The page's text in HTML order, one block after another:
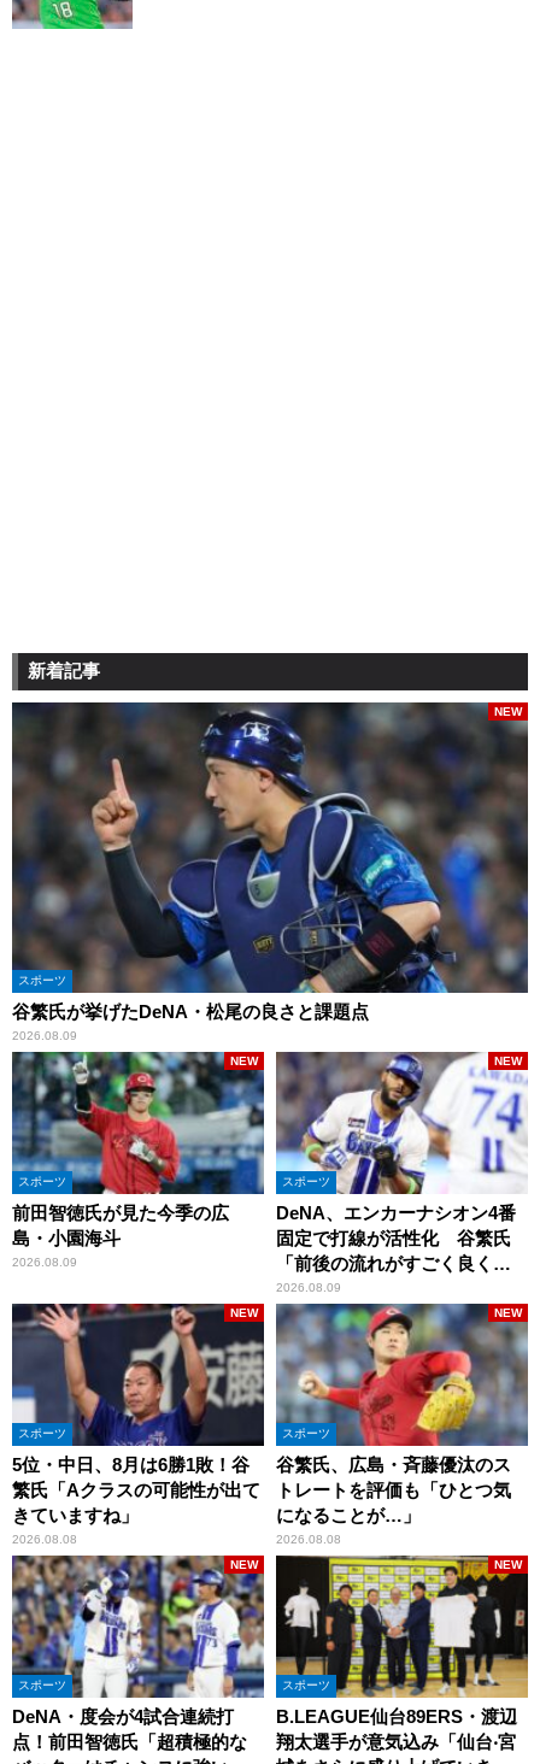
新着記事
スポーツ
谷繁氏が挙げたDeNA・松尾の良さと課題点
2026.08.09
NEW
スポーツ
前田智徳氏が見た今季の広
島・小園海斗
2026.08.09
NEW
スポーツ
DeNA、エンカーナシオン4番
固定で打線が活性化 谷繁氏
「前後の流れがすごく良くな
りましたね」
2026.08.09
NEW
スポーツ
5位・中日、8月は6勝1敗！谷
繁氏「Aクラスの可能性が出て
きていますね」
2026.08.08
NEW
スポーツ
谷繁氏、広島・斉藤優汰のス
トレートを評価も「ひとつ気
になることが…」
2026.08.08
NEW
スポーツ
DeNA・度会が4試合連続打
点！前田智徳氏「超積極的な
NEW
スポーツ
B.LEAGUE仙台89ERS・渡辺
翔太選手が意気込み「仙台‧宮
NEW